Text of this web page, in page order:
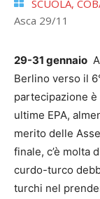
SCUOLA,
Asca 29/11
29-31 gennaio
Berlino verso il
partecipazione
ultime EPA,
merito delle
finale, c’è molta
curdo-turco
turchi nel